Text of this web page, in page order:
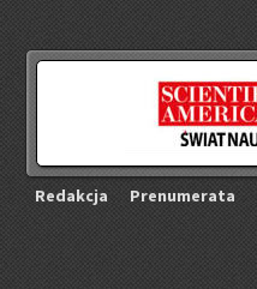
Re­dak­cja Pre­nu­me­ra­ta